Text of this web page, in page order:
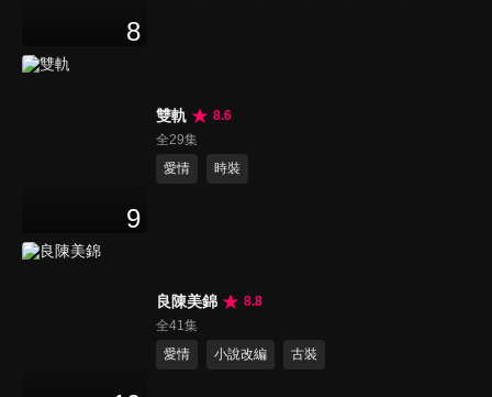
8
9
雙軌
8.6
全29集
愛情
時裝
良陳美錦
8.8
全41集
愛情
小說改編 古裝